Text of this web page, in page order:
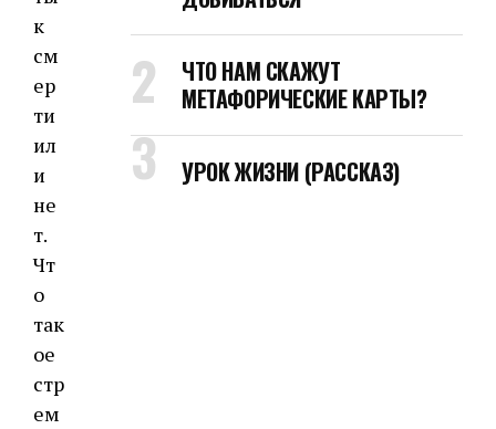
к
см
ер
ти
ил
и
не
т.
Чт
о
так
ое
стр
ем
ЧТО НАМ СКАЖУТ
МЕТАФОРИЧЕСКИЕ КАРТЫ?
УРОК ЖИЗНИ (РАССКАЗ)